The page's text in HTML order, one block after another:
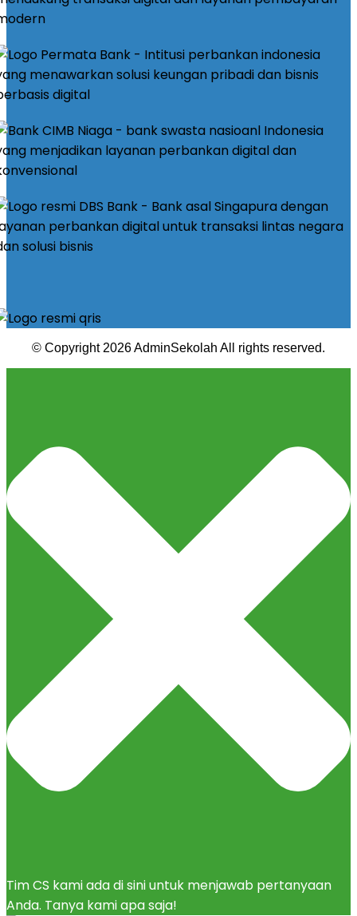
© Copyright 2026 AdminSekolah All rights reserved.
Tim CS kami ada di sini untuk menjawab pertanyaan
Anda. Tanya kami apa saja!